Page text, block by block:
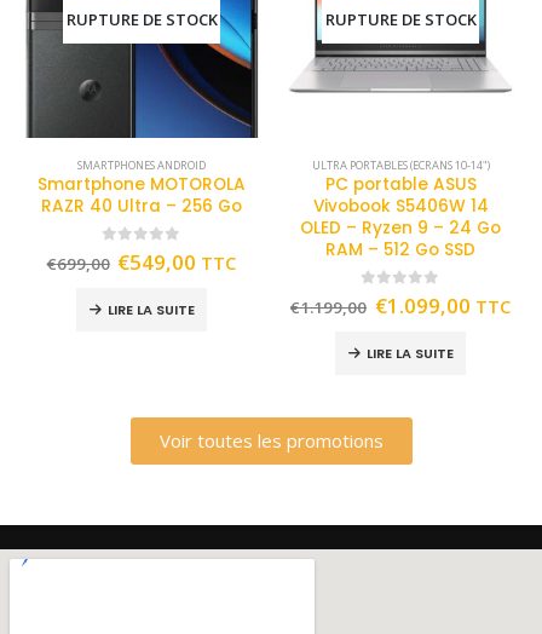
RUPTURE DE STOCK
SMARTPHONES ANDROID
Smartphone MOTOROLA
RAZR 40 Ultra – 256 Go
out of 5
€699,00 €549,00 TTC
LIRE LA SUITE
RUPTURE DE STOCK
ULTRA PORTABLES (ECRANS 10-14")
PC portable ASUS
Vivobook S5406W 14
OLED – Ryzen 9 – 24 Go
RAM – 512 Go SSD
out of 5
€1.199,00 €1.099,00 TTC
LIRE LA SUITE
Voir toutes les promotions